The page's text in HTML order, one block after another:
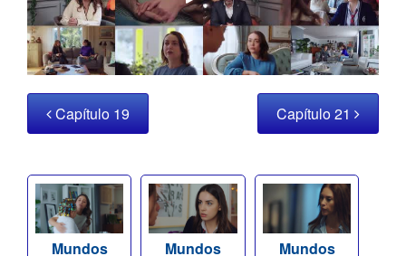
Capítulo 19 Capítulo 21
Mundos
Mundos
Mundos